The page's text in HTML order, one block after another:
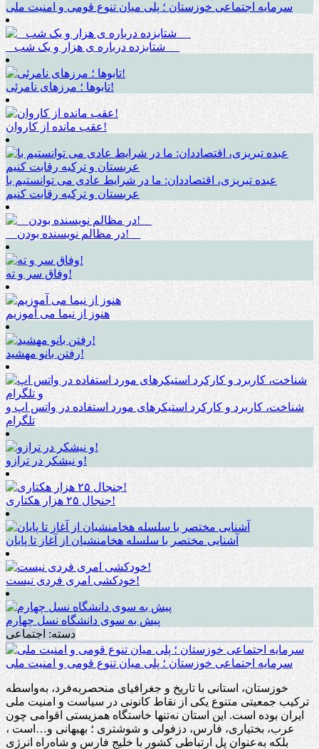
سرمایه اجتماعی خوزستان ؛ پلی میان تنوع قومی و امنیت ملی
_ شتابزده درباره ی هزار و یک شب __
تابوها ؛ مرزهای نامرئی!
عقب مانده از کاروان!
عبده تبریزی، اقتصاددان: ما در شرایط عادی می توانستیم با
عربستان و ترکیه رقابت کنیم
__در مظالم نویسنده بودن!__
وفاق سر و ته!
هنوز از نیما می آموزیم
رفتن بانو مهشید!
شناخت، کاربرد و کارکرد استیکرهای مورد استفاده در واتس اپ و
تلگرام
و نیشکر در ترازو!
جنجال ۲۵ هزار هکتاری!
آشنایی مختصر با سلسله هخامنشیان از آغاز تا پایان
خودکشی امری فردی نیست!
پیش به سوی دانشگاه نسل چهارم
دسته: اجتماعی
سرمایه اجتماعی خوزستان ؛ پلی میان تنوع قومی و امنیت ملی
خوزستان، استانی با تاریخ و جغرافیای منحصربه‌فرد، به‌واسطه
ترکیب جمعیتی متنوع یکی از نقاط کانونی در سیاست و امنیت ملی
ایران بوده است. این استان نه‌تنها خاستگاه همزیستی اقوامی چون
عرب، بختیاری، فارس، دزفولی و شوشتری ؛ بهبهانی و…است ،
بلکه به‌عنوان پل ارتباطی کشور با خلیج فارس و شاه‌راه انرژی